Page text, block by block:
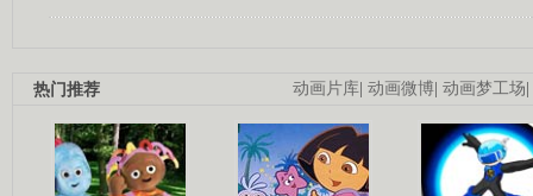
动画片库| 动画微博| 动画梦工场|
热门推荐